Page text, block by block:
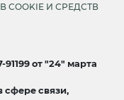
И СРЕДСТВ
от "24" марта
сфере связи,